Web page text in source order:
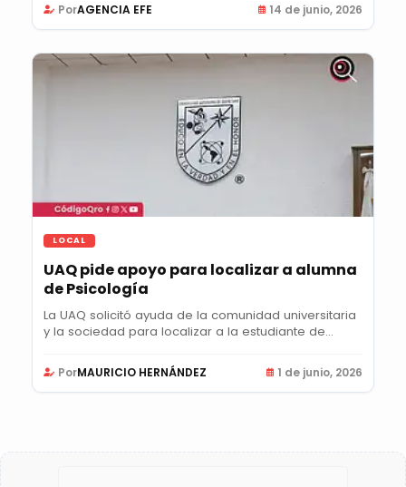
PorAGENCIA EFE 14 de junio, 2026
LOCAL
UAQ pide apoyo para localizar a alumna
de Psicología
La UAQ solicitó ayuda de la comunidad universitaria
y la sociedad para localizar a la estudiante de...
PorMAURICIO HERNÁNDEZ 1 de junio, 2026